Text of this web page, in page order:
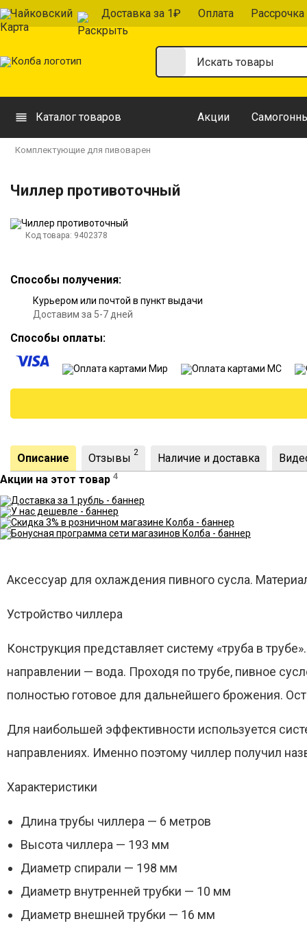
Чайковский Доставка за 1₽ Оплата Рассрочка
Каталог товаров Акции
Комплектующие для пивоварен
Чиллер противоточный
Код товара: 9402378
Способы получения:
Курьером или почтой в пункт выдачи
Доставим за 5-7 дней
Способы оплаты:
Описание Отзывы 2
Наличие и доставка
Акции на этот товар 4
Аксессуар для охлаждения пивного сусла.
Устройство чиллера
Конструкция представляет систему «труба в
направлении — вода. Проходя по трубе, пивное
полностью готовое для дальнейшего брожения.
Для наибольшей эффективности используется
направлениях. Именно поэтому чиллер получил
Характеристики
Длина трубы чиллера — 6 метров
Высота чиллера — 193 мм
Диаметр спирали — 198 мм
Диаметр внутренней трубки — 10 мм
Диаметр внешней трубки — 16 мм